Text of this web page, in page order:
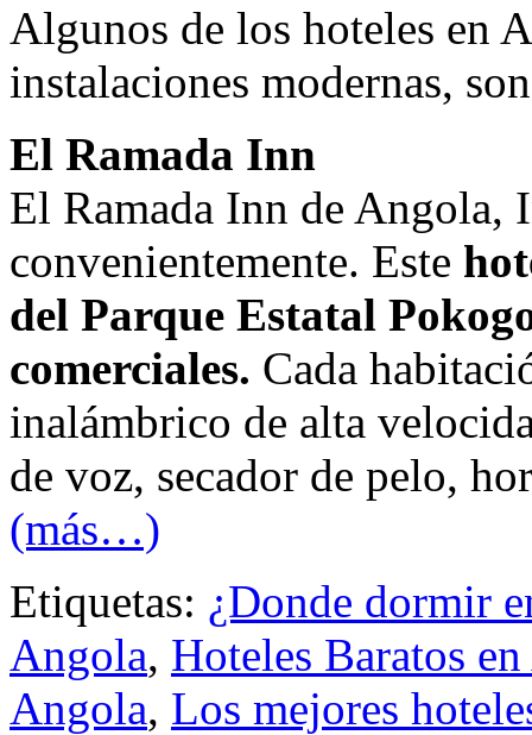
Algunos de los hoteles en
instalaciones modernas,
El Ramada Inn
El Ramada Inn de Angola,
convenientemente. Este
del Parque Estatal
comerciales. Cada
inalámbrico de alta
de voz, secador de pelo,
(más…)
Etiquetas: ¿Donde dormir
Angola, Hoteles Baratos
Angola, Los mejores